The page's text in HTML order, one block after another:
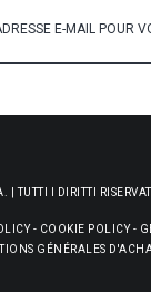
| TUTTI I DIRITTI
- COOKIE POLICY-
GÉNÉRALES